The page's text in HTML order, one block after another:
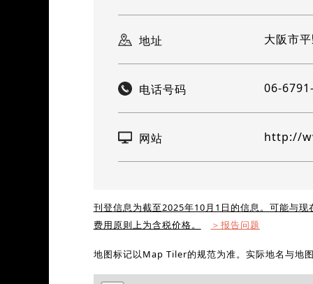
地址 大阪市
电话号码 06-
网站 http://
刊登信息为截至2025年10月1日的信息。可能与
费用原则上为含税价格。
＞报告问题
地图标记以Map Tiler的规范为准。实际地名与地